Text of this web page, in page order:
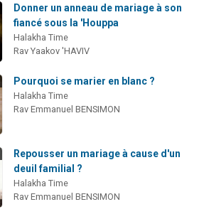
Donner un anneau de mariage à son
fiancé sous la 'Houppa
Halakha Time
Rav Yaakov 'HAVIV
Pourquoi se marier en blanc ?
Halakha Time
Rav Emmanuel BENSIMON
Repousser un mariage à cause d'un
deuil familial ?
Halakha Time
Rav Emmanuel BENSIMON